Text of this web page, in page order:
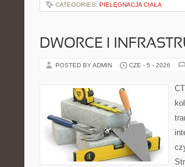
CATEGORIES: PIELĘGNACJA CIAŁA
DWORCE I
POSTED BY ADMIN CZE - 5 - 2026